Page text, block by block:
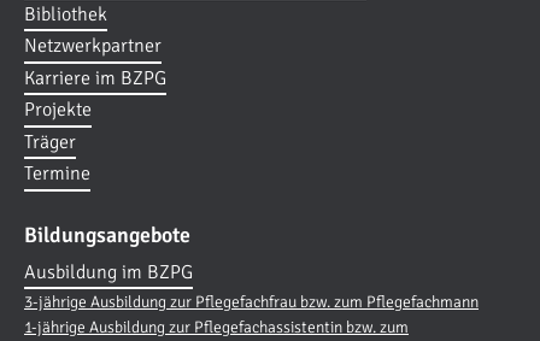
Bibliothek
Netzwerkpartner
Karriere im BZPG
Projekte
Träger
Termine
Bildungsangebote
Ausbildung im BZPG
3-jährige Ausbildung zur Pflegefachfrau bzw. zum Pflegefachmann
1-jährige Ausbildung zur Pflegefachassistentin bzw. zum